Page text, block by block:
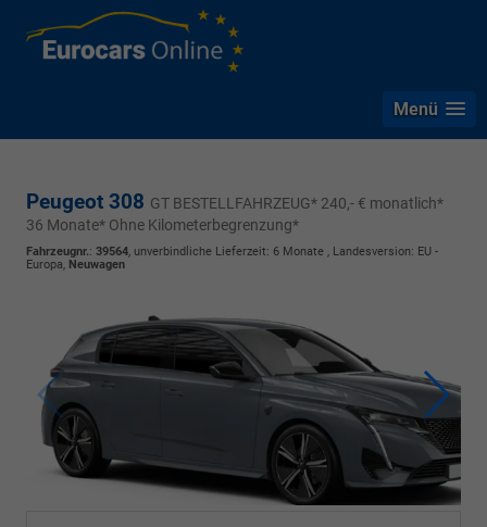
Menü
Peugeot 308 GT BESTELLFAHRZEUG* 240,- € monatlich*
36 Monate* Ohne Kilometerbegrenzung*
Fahrzeugnr.: 39564, unverbindliche Lieferzeit: 6 Monate , Landesversion: EU -
Europa, Neuwagen